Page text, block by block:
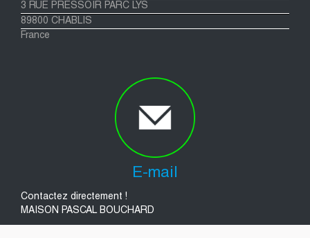
3 RUE PRESSOIR PARC LYS
89800 CHABLIS
France
E-mail
Contactez directement !
MAISON PASCAL BOUCHARD